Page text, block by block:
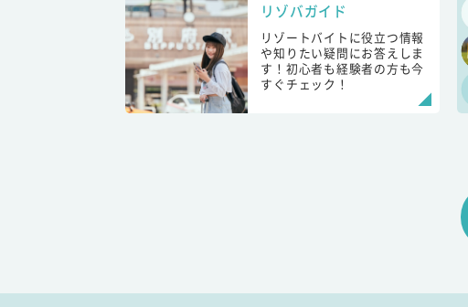
リゾバガイド
リゾートバイトに役立つ情報
や知りたい疑問にお答えしま
す！初心者も経験者の方も今
すぐチェック！